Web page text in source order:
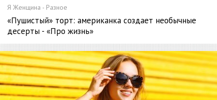
Я Женщина - Разное
«Пушистый» торт: американка создает необычные
десерты - «Про жизнь»